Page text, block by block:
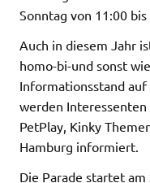
Sonntag von 11:00
Auch in diesem Jahr
homo-bi-und sonst
Informationsstand
werden Interessenten
PetPlay, Kinky
Hamburg informiert.
Die Parade startet